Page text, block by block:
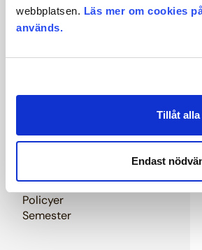
webbplatsen. Läs mer om cookies
används.
Tillåt
Endast
Policyer
Semester